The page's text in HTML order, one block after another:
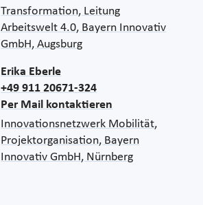
Transformation, Leitung
Arbeitswelt 4.0, Bayern Innovativ
GmbH, Augsburg
Erika Eberle
+49 911 20671-324
Per Mail kontaktieren
Innovationsnetzwerk Mobilität,
Projektorganisation, Bayern
Innovativ GmbH, Nürnberg